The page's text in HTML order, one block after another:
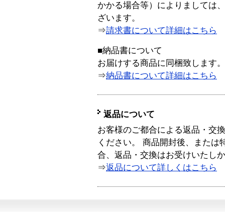
かかる場合等）によりましては
ざいます。
⇒請求書について詳細はこちら
■納品書について
お届けする商品に同梱致します。
⇒納品書について詳細はこちら
返品について
お客様のご都合による返品・交
ください。 商品開封後、または
合、返品・交換はお受けいたし
⇒返品について詳しくはこちら